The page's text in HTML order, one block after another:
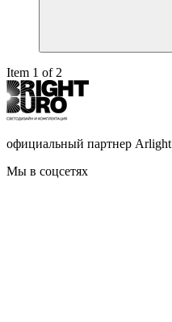
Item 1 of 2
официальный партнер Arlight
Мы в соцсетях